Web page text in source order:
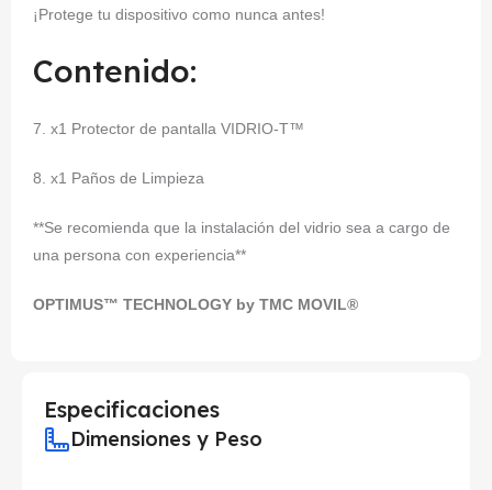
¡Protege tu dispositivo como nunca antes!
Contenido:
7. x1 Protector de pantalla VIDRIO-T™
8. x1 Paños de Limpieza
**Se recomienda que la instalación del vidrio sea a cargo de
una persona con experiencia**
OPTIMUS™ TECHNOLOGY by TMC MOVIL®
Especificaciones
Dimensiones y Peso